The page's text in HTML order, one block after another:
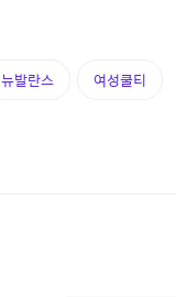
뉴발란스 여성쿨티